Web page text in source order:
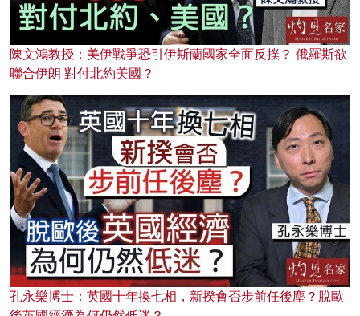
陳文鴻教授：美伊戰爭恐引伊斯蘭國家全面反撲？ 俄羅斯欲
聯合伊朗 對付北約美國？
孔永樂博士：英國十年換七相，新揆會否步前任後塵？脫歐